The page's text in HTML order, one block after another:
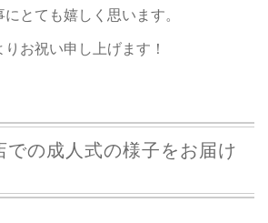
とても嬉しく思います。
お祝い申し上げます！
での成人式の様子をお届け